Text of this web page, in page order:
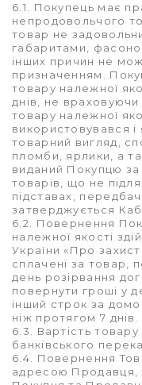
6.1. Покупець має
непродовольчого
товар не
габаритами,
інших причин не
призначенням.
товару належної
днів, не
товару належної
використовувався
товарний вигляд,
пломби, ярлики, а
виданий Покупцю
товарів, що не
підставах,
затверджується
6.2. Повернення
належної якості
України «Про
сплачені за товар,
день розірвання
повернути гроші у
інший строк за
ніж протягом 7 днів.
6.3. Вартість
банківського
6.4. Повернення
адресою Продавця,